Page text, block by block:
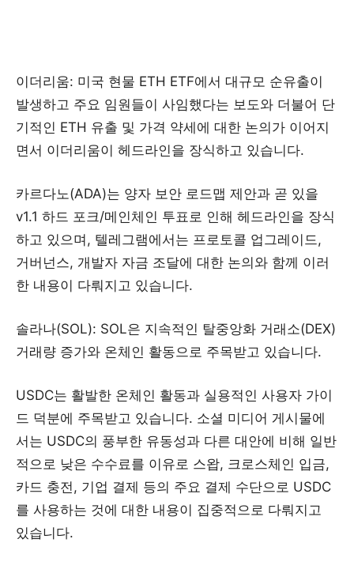
이더리움: 미국 현물 ETH ETF에서 대규모 순유출이
발생하고 주요 임원들이 사임했다는 보도와 더불어 단
기적인 ETH 유출 및 가격 약세에 대한 논의가 이어지
면서 이더리움이 헤드라인을 장식하고 있습니다.
카르다노(ADA)는 양자 보안 로드맵 제안과 곧 있을
v1.1 하드 포크/메인체인 투표로 인해 헤드라인을 장식
하고 있으며, 텔레그램에서는 프로토콜 업그레이드,
거버넌스, 개발자 자금 조달에 대한 논의와 함께 이러
한 내용이 다뤄지고 있습니다.
솔라나(SOL): SOL은 지속적인 탈중앙화 거래소(DEX)
거래량 증가와 온체인 활동으로 주목받고 있습니다.
USDC는 활발한 온체인 활동과 실용적인 사용자 가이
드 덕분에 주목받고 있습니다. 소셜 미디어 게시물에
서는 USDC의 풍부한 유동성과 다른 대안에 비해 일반
적으로 낮은 수수료를 이유로 스왑, 크로스체인 입금,
카드 충전, 기업 결제 등의 주요 결제 수단으로 USDC
를 사용하는 것에 대한 내용이 집중적으로 다뤄지고
있습니다.